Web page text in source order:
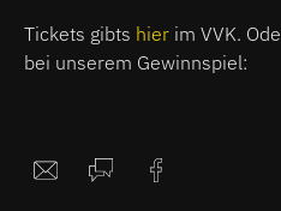
Tickets gibts hier im VVK.
bei unserem Gewinnspiel: